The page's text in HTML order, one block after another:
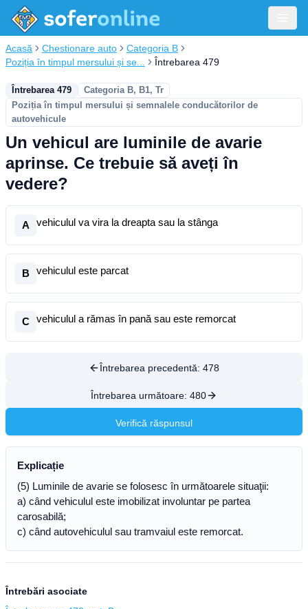
Acasă Chestionare auto
Categoria B
Poziția în timpul mersului și se...
Întrebarea 479
Întrebarea 479
Categoria B, B1, Tr
Poziția în timpul mersului și semnalele conducătorilor de
autovehicule
Un vehicul are luminile de avarie
aprinse. Ce trebuie să aveți în
vedere?
A vehiculul va vira la dreapta sau la stânga
B vehiculul este parcat
C vehiculul a rămas în pană sau este remorcat
Întrebarea precedentă: 478
Întrebarea următoare: 480
Verifică răspunsul
Explicație
(5) Luminile de avarie se folosesc în următoarele situaţii:
a) când vehiculul este imobilizat involuntar pe partea
carosabilă;
c) când autovehiculul sau tramvaiul este remorcat.
Întrebări asociate